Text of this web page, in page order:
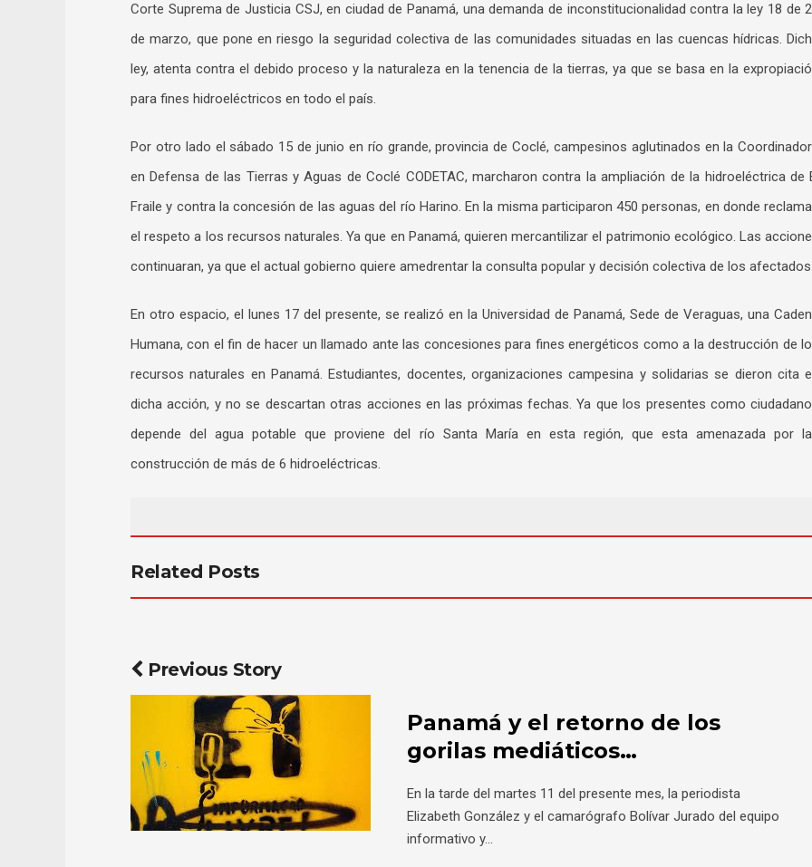
Corte Suprema de Justicia CSJ, en ciudad de Panamá, una demanda de inconstitucionalidad contra la ley 18 de
de marzo, que pone en riesgo la seguridad colectiva de las comunidades situadas en las cuencas hídricas.
ley, atenta contra el debido proceso y la naturaleza en la tenencia de la tierras, ya que se basa en la
para fines hidroeléctricos en todo el país.
Por otro lado el sábado 15 de junio en río grande, provincia de Coclé, campesinos aglutinados en la
en Defensa de las Tierras y Aguas de Coclé CODETAC, marcharon contra la ampliación de la hidroeléctrica de
Fraile y contra la concesión de las aguas del río Harino. En la misma participaron 450 personas, en donde
el respeto a los recursos naturales. Ya que en Panamá, quieren mercantilizar el patrimonio ecológico. Las
continuaran, ya que el actual gobierno quiere amedrentar la consulta popular y decisión colectiva de los afectados.
En otro espacio, el lunes 17 del presente, se realizó en la Universidad de Panamá, Sede de Veraguas, una
Humana, con el fin de hacer un llamado ante las concesiones para fines energéticos como a la destrucción de
recursos naturales en Panamá. Estudiantes, docentes, organizaciones campesina y solidarias se dieron cita
dicha acción, y no se descartan otras acciones en las próximas fechas. Ya que los presentes como
depende del agua potable que proviene del río Santa María en esta región, que esta amenazada por
construcción de más de 6 hidroeléctricas.
Related Posts
Previous Story
Panamá y el retorno de los
gorilas mediáticos…
En la tarde del martes 11 del presente mes, la periodista
Elizabeth González y el camarógrafo Bolívar Jurado del equipo
informativo y...